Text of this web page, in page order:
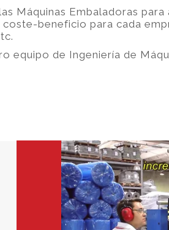
Máquinas Embaladoras
beneficio para cada
equipo de Ingeniería de